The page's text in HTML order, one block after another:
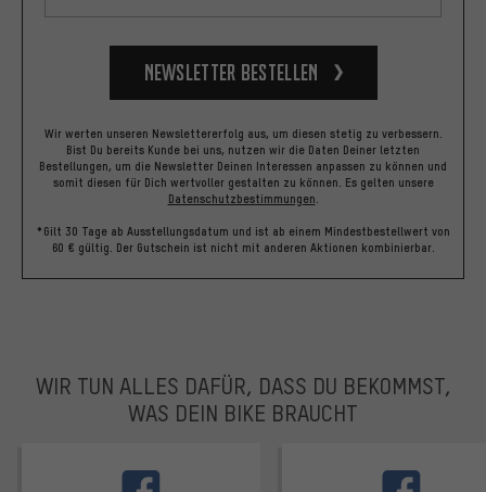
Newsletter bestellen
Wir werten unseren Newslettererfolg aus, um diesen stetig zu verbessern.
Bist Du bereits Kunde bei uns, nutzen wir die Daten Deiner letzten
Bestellungen, um die Newsletter Deinen Interessen anpassen zu können und
somit diesen für Dich wertvoller gestalten zu können. Es gelten unsere
Datenschutzbestimmungen
*Gilt 30 Tage ab Ausstellungsdatum und ist ab einem Mindestbestellwert von
60 € gültig. Der Gutschein ist nicht mit anderen Aktionen kombinierbar.
WIR TUN ALLES DAFÜR, DASS DU BEKOMMST,
WAS DEIN BIKE BRAUCHT